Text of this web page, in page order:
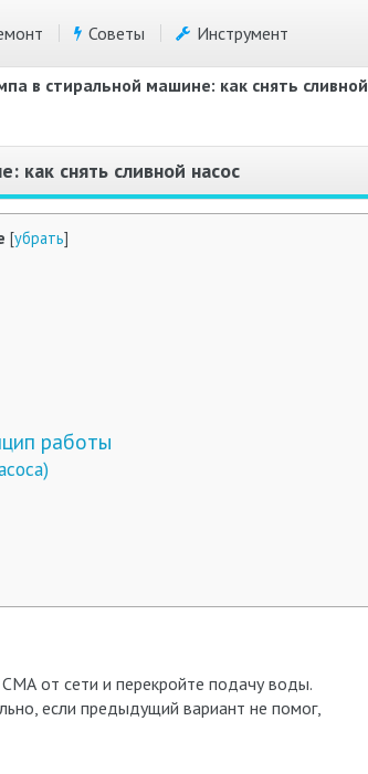
Советы Инструмент
в стиральной машине: как снять сливной
как снять сливной насос
[убрать]
работы
от сети и перекройте подачу воды.
если предыдущий вариант не помог,